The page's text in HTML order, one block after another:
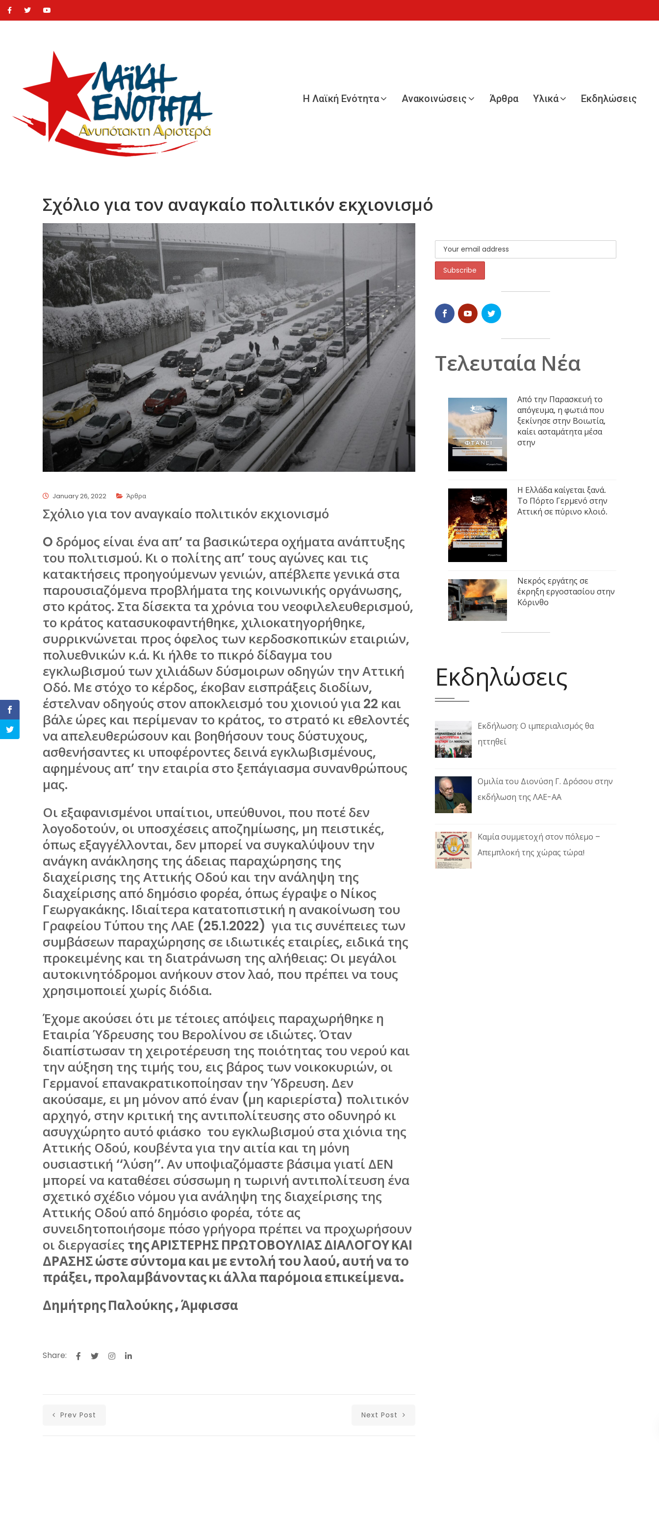
Η Λαϊκή Ενότητα Ανακοινώσεις Άρθρα Υλικά Εκδηλώσεις
Σχόλιο για τον αναγκαίο πολιτικόν εκχιονισμό
January 26, 2022 Άρθρα
Σχόλιο για τον αναγκαίο πολιτικόν εκχιονισμό
O δρόμος είναι ένα απ’ τα βασικώτερα οχήματα ανάπτυξης
του πολιτισμού. Κι ο πολίτης απ’ τους αγώνες και τις
κατακτήσεις προηγούμενων γενιών, απέβλεπε γενικά στα
παρουσιαζόμενα προβλήματα της κοινωνικής οργάνωσης,
στο κράτος. Στα δίσεκτα τα χρόνια του νεοφιλελευθερισμού,
το κράτος κατασυκοφαντήθηκε, χιλιοκατηγορήθηκε,
συρρικνώνεται προς όφελος των κερδοσκοπικών εταιριών,
πολυεθνικών κ.ά. Κι ήλθε το πικρό δίδαγμα του
εγκλωβισμού των χιλιάδων δύσμοιρων οδηγών την Αττική
Οδό. Με στόχο το κέρδος, έκοβαν εισπράξεις διοδίων,
έστελναν οδηγούς στον αποκλεισμό του χιονιού για 22 και
βάλε ώρες και περίμεναν το κράτος, το στρατό κι εθελοντές
να απελευθερώσουν και βοηθήσουν τους δύστυχους,
ασθενήσαντες κι υποφέροντες δεινά εγκλωβισμένους,
αφημένους απ’ την εταιρία στο ξεπάγιασμα συνανθρώπους
μας.
Οι εξαφανισμένοι υπαίτιοι, υπεύθυνοι, που ποτέ δεν
λογοδοτούν, οι υποσχέσεις αποζημίωσης, μη πειστικές,
όπως εξαγγέλλονται, δεν μπορεί να συγκαλύψουν την
ανάγκη ανάκλησης της άδειας παραχώρησης της
διαχείρισης της Αττικής Οδού και την ανάληψη της
διαχείρισης από δημόσιο φορέα, όπως έγραψε ο Νίκος
Γεωργακάκης. Ιδιαίτερα κατατοπιστική η ανακοίνωση του
Γραφείου Τύπου της ΛΑΕ (25.1.2022) για τις συνέπειες των
συμβάσεων παραχώρησης σε ιδιωτικές εταιρίες, ειδικά της
προκειμένης και τη διατράνωση της αλήθειας: Οι μεγάλοι
αυτοκινητόδρομοι ανήκουν στον λαό, που πρέπει να τους
χρησιμοποιεί χωρίς διόδια.
Έχομε ακούσει ότι με τέτοιες απόψεις παραχωρήθηκε η
Εταιρία Ύδρευσης του Βερολίνου σε ιδιώτες. Όταν
διαπίστωσαν τη χειροτέρευση της ποιότητας του νερού και
την αύξηση της τιμής του, εις βάρος των νοικοκυριών, οι
Γερμανοί επανακρατικοποίησαν την Ύδρευση. Δεν
ακούσαμε, ει μη μόνον από έναν (μη καριερίστα) πολιτικόν
αρχηγό, στην κριτική της αντιπολίτευσης στο οδυνηρό κι
ασυγχώρητο αυτό φιάσκο του εγκλωβισμού στα χιόνια της
Αττικής Οδού, κουβέντα για την αιτία και τη μόνη
ουσιαστική ‘‘λύση’’. Αν υποψιαζόμαστε βάσιμα γιατί ΔΕΝ
μπορεί να καταθέσει σύσσωμη η τωρινή αντιπολίτευση ένα
σχετικό σχέδιο νόμου για ανάληψη της διαχείρισης της
Αττικής Οδού από δημόσιο φορέα, τότε ας
συνειδητοποιήσομε πόσο γρήγορα πρέπει να προχωρήσουν
οι διεργασίες της ΑΡΙΣΤΕΡΗΣ ΠΡΩΤΟΒΟΥΛΙΑΣ ΔΙΑΛΟΓΟΥ ΚΑΙ
ΔΡΑΣΗΣ ώστε σύντομα και με εντολή του λαού, αυτή να το
πράξει, προλαμβάνοντας κι άλλα παρόμοια επικείμενα.
Δημήτρης Παλούκης , Άμφισσα
Share:
Prev Post Next Post
Τελευταία Νέα
Από την Παρασκευή το
απόγευμα, η φωτιά που
ξεκίνησε στην Βοιωτία,
καίει ασταμάτητα μέσα
στην
Η Ελλάδα καίγεται ξανά.
Το Πόρτο Γερμενό στην
Αττική σε πύρινο κλοιό.
Νεκρός εργάτης σε
έκρηξη εργοστασίου στην
Κόρινθο
Εκδηλώσεις
Εκδήλωση: Ο ιμπεριαλισμός θα
ηττηθεί
Ομιλία του Διονύση Γ. Δρόσου στην
εκδήλωση της ΛΑΕ-ΑΑ
Καμία συμμετοχή στον πόλεμο –
Απεμπλοκή της χώρας τώρα!